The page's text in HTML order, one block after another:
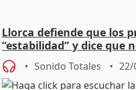
Llorca defiende que los
“estabilidad” y dice que
Sonido Totales 22/